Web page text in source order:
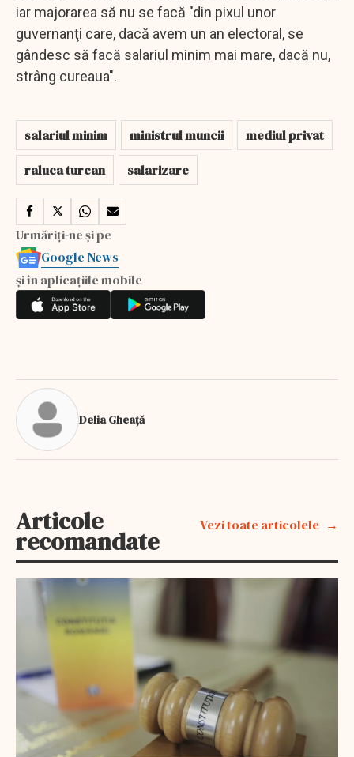
iar majorarea să nu se facă "din pixul unor
guvernanţi care, dacă avem un an electoral, se
gândesc să facă salariul minim mai mare, dacă nu,
strâng cureaua".
salariul minim ministrul muncii
mediul privat
raluca turcan
salarizare
Urmăriți-ne și pe
Google News
și în aplicațiile mobile
Delia Gheață
Articole
recomandate
Vezi toate articolele